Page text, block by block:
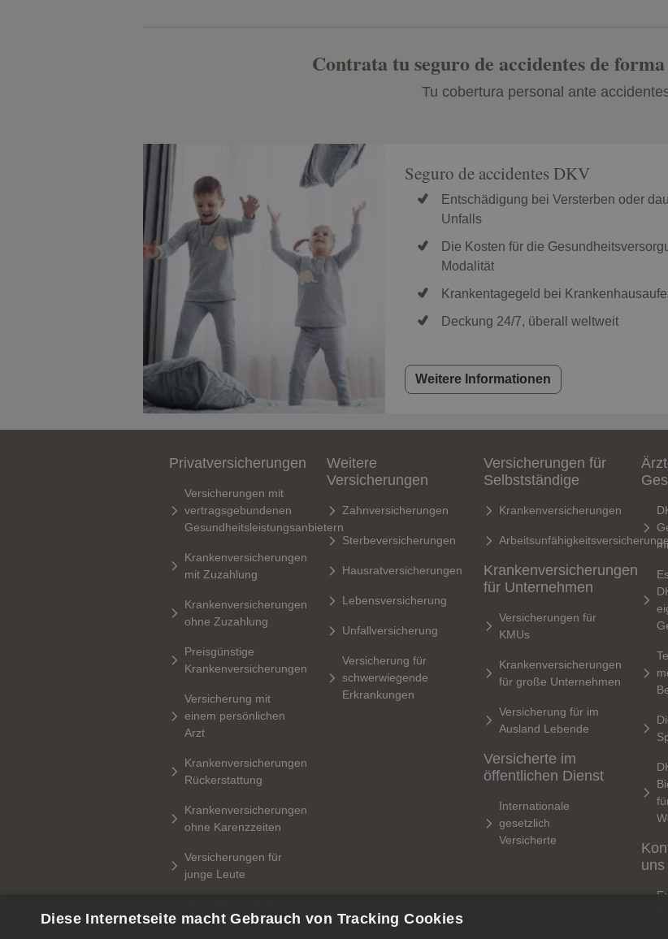
Contrata tu seguro de accidentes de
Tu cobertura personal ante
Seguro de accidentes DKV
Entschädigung bei Versterben oder
Unfalls
Die Kosten für die
Modalität
Krankentagegeld bei
Deckung 24/7, überall weltweit
Weitere Informationen
Privatversicherungen
Versicherungen mit
vertragsgebundenen
Gesundheitsleistungsanbietern
Krankenversicherungen
mit Zuzahlung
Krankenversicherungen
ohne Zuzahlung
Preisgünstige
Krankenversicherungen
Versicherung mit
einem persönlichen
Arzt
Krankenversicherungen
Rückerstattung
Krankenversicherungen
ohne Karenzzeiten
Versicherungen für
junge Leute
Schwangere
Weitere
Versicherungen
Zahnversicherungen
Sterbeversicherungen
Hausratversicherungen
Lebensversicherung
Unfallversicherung
Versicherung für
schwerwiegende
Erkrankungen
Versicherungen für
Selbstständige
Krankenversicherungen
Krankenversicherungen
für Unternehmen
Versicherungen für
KMUs
Krankenversicherungen
für große Unternehmen
Versicherung für im
Ausland Lebende
Versicherte im
öffentlichen Dienst
Internationale
gesetzlich
Versicherte
uns
Diese Internetseite macht Gebrauch von Tracking Cookies